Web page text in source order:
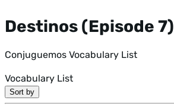
Destinos (Episode 7)
Conjuguemos Vocabulary List
Vocabulary List
Sort by